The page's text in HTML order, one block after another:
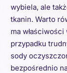
wybiela, ale
tkanin. Warto
ma
przypadku
sody
bezpośrednio